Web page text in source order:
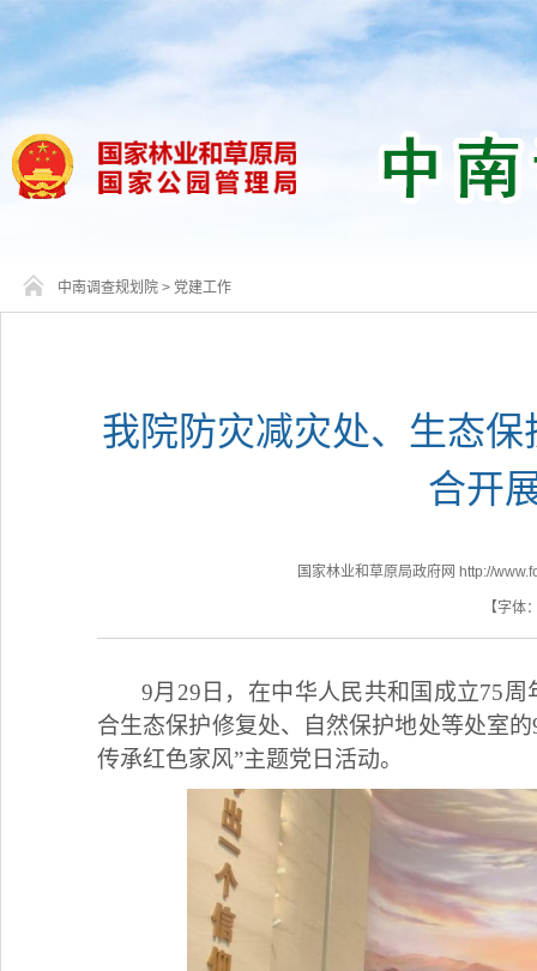
中南调查规划院 > 党建工作
我院防灾减灾处、生态
合开
国家林业和草原局政府网 http://
【字体
9月29日，在中华人民共和国成立75
合生态保护修复处、自然保护地处等处室
传承红色家风”主题党日活动。